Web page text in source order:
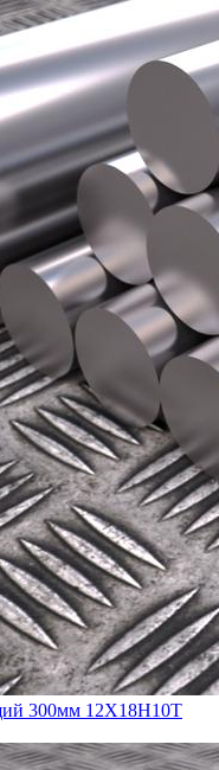
300мм 12Х18Н10Т